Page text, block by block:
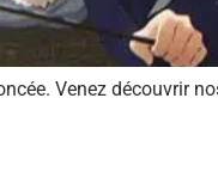
Venez découvrir